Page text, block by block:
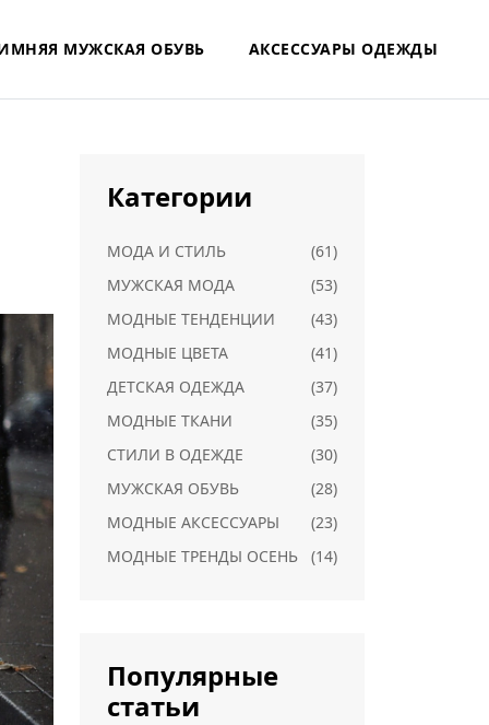
МУЖСКАЯ ОБУВЬ АКСЕССУАРЫ ОДЕЖДЫ
Категории
МОДА И СТИЛЬ
(61)
МУЖСКАЯ МОДА
(53)
МОДНЫЕ ТЕНДЕНЦИИ
(43)
МОДНЫЕ ЦВЕТА
(41)
ДЕТСКАЯ ОДЕЖДА
(37)
МОДНЫЕ ТКАНИ
(35)
СТИЛИ В ОДЕЖДЕ
(30)
МУЖСКАЯ ОБУВЬ
(28)
МОДНЫЕ АКСЕССУАРЫ
(23)
МОДНЫЕ ТРЕНДЫ ОСЕНЬ
(14)
Популярные
статьи